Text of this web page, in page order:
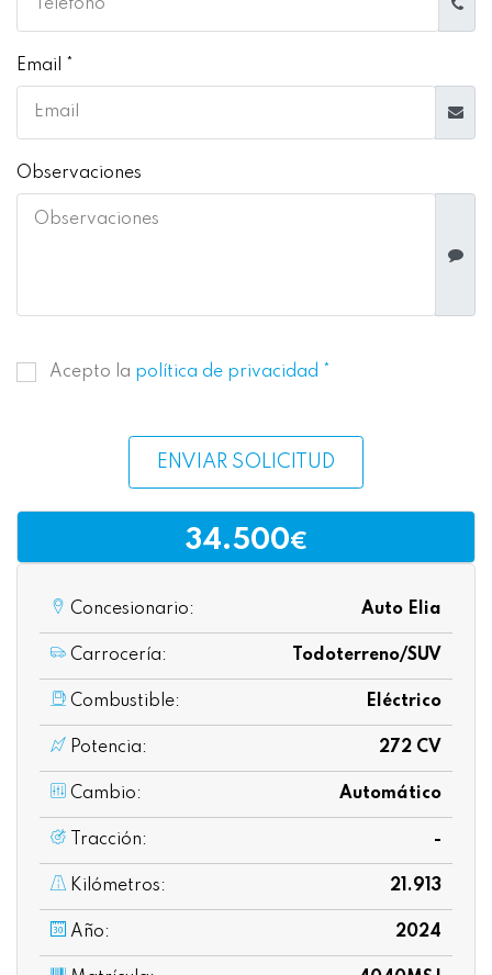
Email *
Observaciones
Acepto la política de privacidad *
ENVIAR SOLICITUD
34.500€
Concesionario: Auto Elia
Carrocería: Todoterreno/SUV
Combustible: Eléctrico
Potencia: 272 CV
Cambio: Automático
Tracción: -
Kilómetros: 21.913
Año: 2024